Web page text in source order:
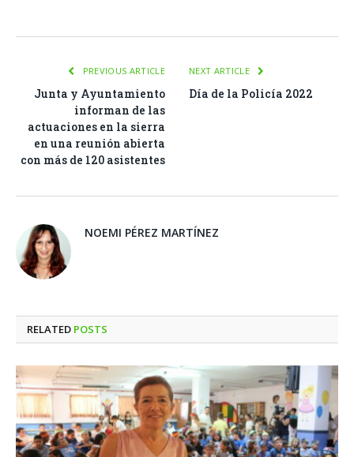
PREVIOUS ARTICLE
Junta y Ayuntamiento
informan de las
actuaciones en la sierra
en una reunión abierta
con más de 120 asistentes
NEXT ARTICLE
Día de la Policía 2022
NOEMI PÉREZ MARTÍNEZ
RELATED POSTS